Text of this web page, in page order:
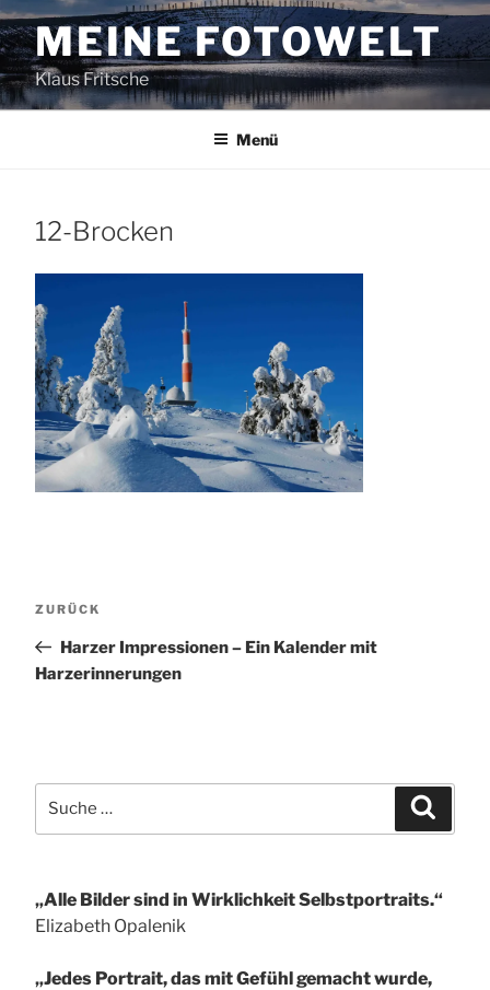
Zum
Inhalt
springenMEINE FOTOWELT
Klaus Fritsche
Menü
12-Brocken
Vorheriger
ZURÜCK
Harzer Impressionen – Ein Kalender mit
Harzerinnerungen
nach:
„Alle Bilder sind in Wirklichkeit Selbstportraits.“
Elizabeth Opalenik
„Jedes Portrait, das mit Gefühl gemacht wurde,